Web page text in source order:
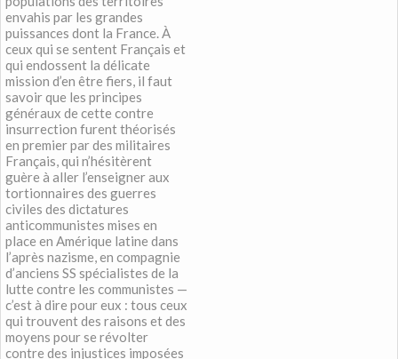
envahis par les grandes
puissances dont la France. À
ceux qui se sentent Français et
qui endossent la délicate
mission d’en être fiers, il faut
savoir que les principes
généraux de cette contre
insurrection furent théorisés
en premier par des militaires
Français, qui n’hésitèrent
guère à aller l’enseigner aux
tortionnaires des guerres
civiles des dictatures
anticommunistes mises en
place en Amérique latine dans
l’après nazisme, en compagnie
d’anciens SS spécialistes de la
lutte contre les communistes —
c’est à dire pour eux : tous ceux
qui trouvent des raisons et des
moyens pour se révolter
contre des injustices imposées